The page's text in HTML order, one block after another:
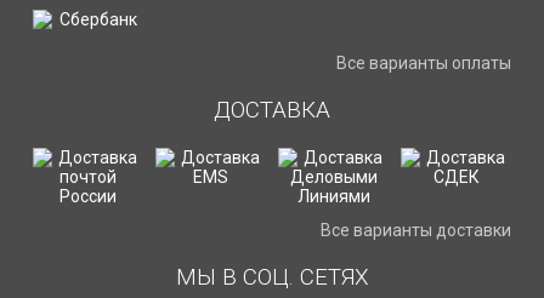
Все варианты оплаты
ДОСТАВКА
Все варианты доставки
МЫ В СОЦ. СЕТЯХ